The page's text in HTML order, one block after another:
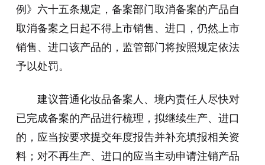
例》六十五条规定，备案部门取消备案的产品自
取消备案之日起不得上市销售、进口，仍然上市
销售、进口该产品的，监管部门将按照规定依法
予以处罚。
建议普通化妆品备案人、境内责任人尽快对
已完成备案的产品进行梳理，拟继续生产、进口
的，应当按要求提交年度报告并补充填报相关资
料；对不再生产、进口的应当主动申请注销产品